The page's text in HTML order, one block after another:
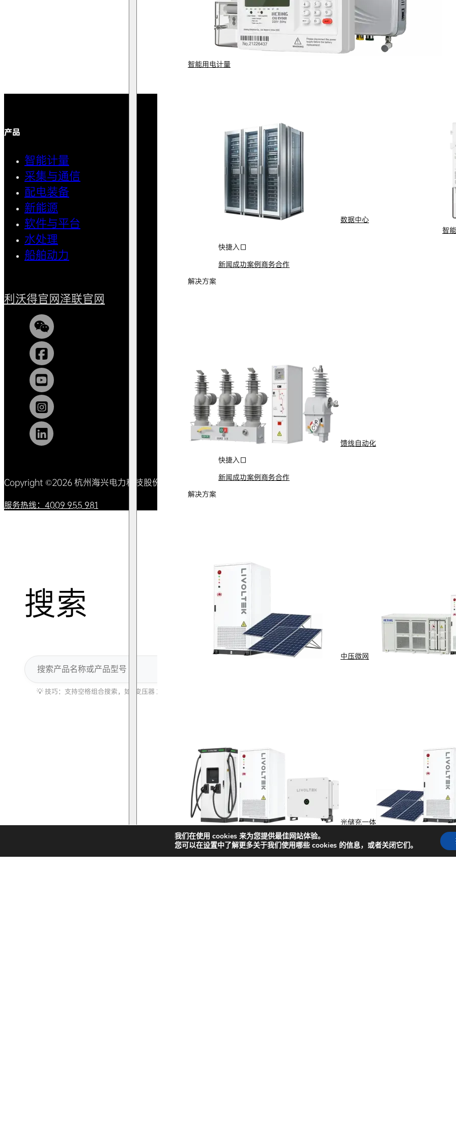
智能用电计量
数据中心
智
快捷入口
新闻成功案例商务合作
解决方案
馈线自动化
快捷入口
新闻成功案例商务合作
解决方案
中压微网
光储充一体
化储能
快捷入口
产品
智能计量
采集与通信
配电装备
新能源
软件与平台
水处理
船舶动力
智能用电计量
馈线自动化
中压微网
AMI智能抄表
船舶电动化
利沃得官网泽联官网
Copyright ©2026 杭州海兴电力科技股份有限公司 All Rights Reserved浙ICP备09002778号-1
服务热线：4009 955 981
我们在使用 cookies 来为您提供最佳网站体验。
您可以在设置中了解更多关于我们使用哪些 cookies 的信息，或者关闭它们。
搜索